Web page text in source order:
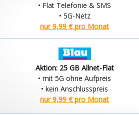
• Flat Telefonie & SMS
• 5G-Netz
nur 9,99 € pro Monat
Aktion: 25 GB Allnet-Flat
• mit 5G ohne Aufpreis
• kein Anschlusspreis
nur 9,99 € pro Monat